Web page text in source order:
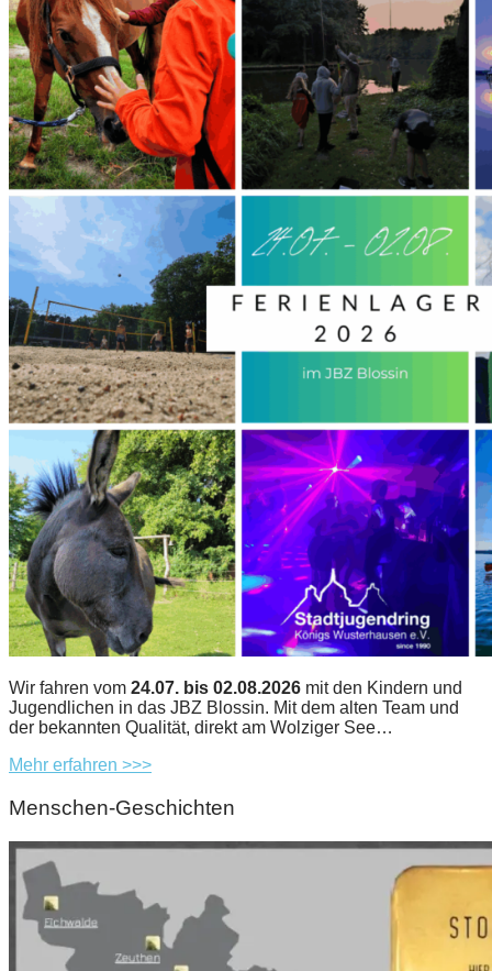
Wir fahren vom 24.07. bis 02.08.2026 mit den Kindern und
Jugendlichen in das JBZ Blossin. Mit dem alten Team und
der bekannten Qualität, direkt am Wolziger See…
Mehr erfahren >>>
Menschen-Geschichten